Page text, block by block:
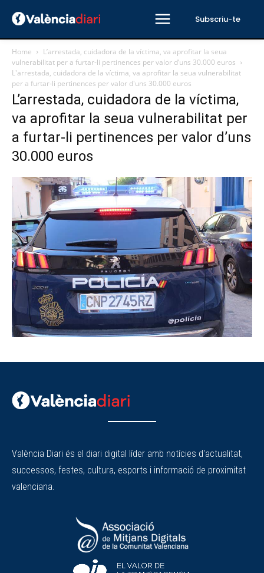
Subscriu-te
Home
L’arrestada, cuidadora de la víctima, va aprofitar la seua
vulnerabilitat per a furtar-li pertinences per valor d’uns 30.000 euros
L'arrestada, cuidadora de la víctima, va aprofitar la seua vulnerabilitat
per a furtar-li pertinences per valor d'uns 30.000 euros
L’arrestada, cuidadora de la víctima,
va aprofitar la seua vulnerabilitat per
a furtar-li pertinences per valor d’uns
30.000 euros
València Diari és el diari digital líder amb notícies d'actualitat,
successos, festes, cultura, esports i informació de proximitat
valenciana.